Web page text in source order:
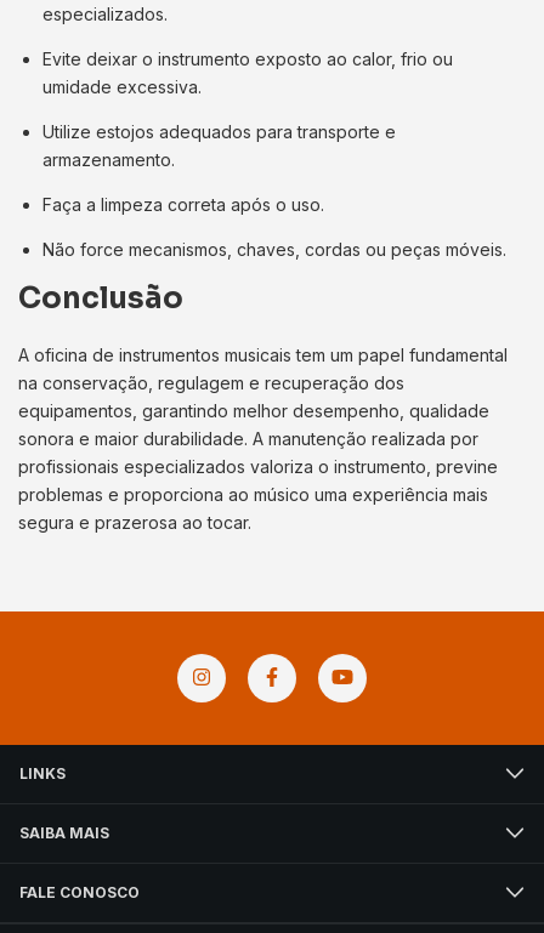
especializados.
Evite deixar o instrumento exposto ao calor, frio ou
umidade excessiva.
Utilize estojos adequados para transporte e
armazenamento.
Faça a limpeza correta após o uso.
Não force mecanismos, chaves, cordas ou peças móveis.
Conclusão
A oficina de instrumentos musicais tem um papel fundamental
na conservação, regulagem e recuperação dos
equipamentos, garantindo melhor desempenho, qualidade
sonora e maior durabilidade. A manutenção realizada por
profissionais especializados valoriza o instrumento, previne
problemas e proporciona ao músico uma experiência mais
segura e prazerosa ao tocar.
LINKS
SAIBA MAIS
FALE CONOSCO